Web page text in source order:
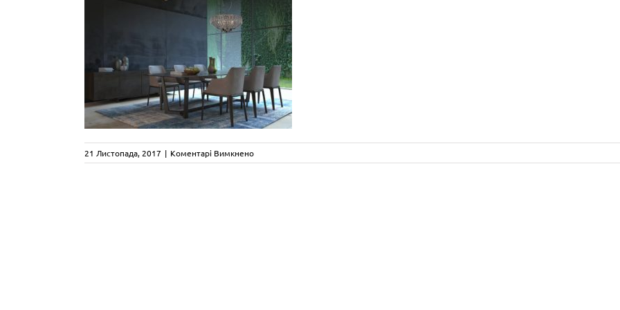
21 Листопада, 2017 | Коментарі Вимкненодо
zuma_line_inext